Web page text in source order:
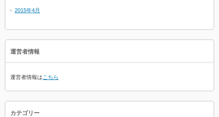
2015年4月
運営者情報
運営者情報は こちら
カテゴリー